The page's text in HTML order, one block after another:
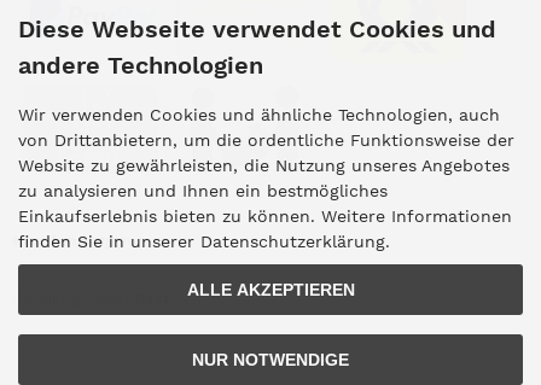
Kundengruppe
Diese Webseite verwendet Cookies und
andere Technologien
Wir verwenden Cookies und ähnliche Technologien, auch
von Drittanbietern, um die ordentliche Funktionsweise der
Website zu gewährleisten, die Nutzung unseres Angebotes
zu analysieren und Ihnen ein bestmögliches
Einkaufserlebnis bieten zu können. Weitere Informationen
finden Sie in unserer Datenschutzerklärung.
ALLE AKZEPTIEREN
NUR NOTWENDIGE